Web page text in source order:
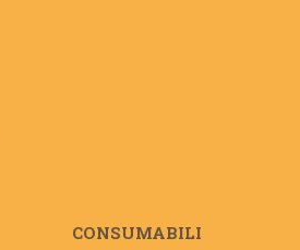
CONSUMABILI